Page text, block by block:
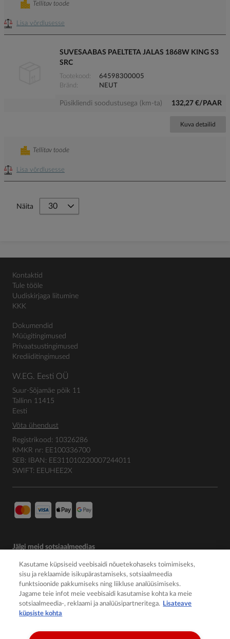
Lisa võrdlusesse
Tellitav toode
SUVESAABAS PAELTETA JALAS 1868W KING S3
SRC
Tootekood
64598300005
Bränd
NEUT
Püsikliendi soodustusega (km-ta) 132,27 €/PAAR
Kuva detailid
Lisa võrdlusesse
Tellitav toode
Näita
Kontaktid
Tule tööle
Uudiskirjaga liitumine
KKK
Dokumendid
Müügitingimused
Privaatsustingimused
Krediiditingimused
W.EG. Eesti OÜ
Suur-Sõjamäe põik 11
Tallinn 11415
Eesti
Võta ühendust
Registrikood: 10326286
KMKR nr: EE100336700
SEB: IBAN: EE311010220007244011
SWIFT: EEUHEE2X
Jälgi meid sotsiaalmeedias
Kasutame küpsiseid veebisaidi nõuetekohaseks toimimiseks,
sisu ja reklaamide isikupärastamiseks, sotsiaalmeedia
funktsioonide pakkumiseks ning liikluse analüüsimiseks.
Jagame teie infot meie veebisaidi kasutamise kohta ka meie
sotsiaalmeedia-, reklaami ja analüüsipartneritega. Lisateave
küpsiste kohta